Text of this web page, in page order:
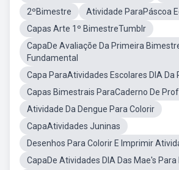
2ºBimestre
Atividade ParaPáscoa
Capas Arte 1º BimestreTumblr
CapaDe Avaliaçõe Da Primeira
Fundamental
Capa ParaAtividades Escolares DIA Da
Capas Bimestrais ParaCaderno De
Atividade Da Dengue Para Colorir
CapaAtividades Juninas
Desenhos Para Colorir E Imprimir
CapaDe Atividades DIA Das Mae's